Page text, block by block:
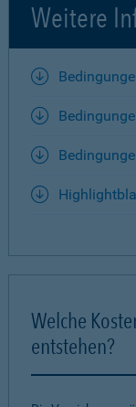
Weitere
Welche
entstehen?